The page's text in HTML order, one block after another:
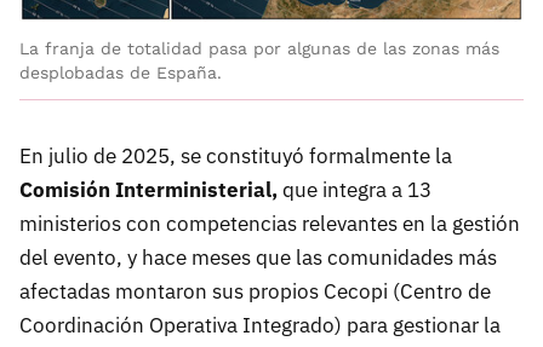
La franja de totalidad pasa por algunas de las zonas más
desplobadas de España.
En julio de 2025, se constituyó formalmente la
Comisión Interministerial,que integra a 13
ministerios con competencias relevantes en la gestión
del evento, y hace meses que las comunidades más
afectadas montaron sus propios Cecopi (Centro de
Coordinación Operativa Integrado) para gestionar la